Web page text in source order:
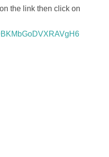
the link then click on